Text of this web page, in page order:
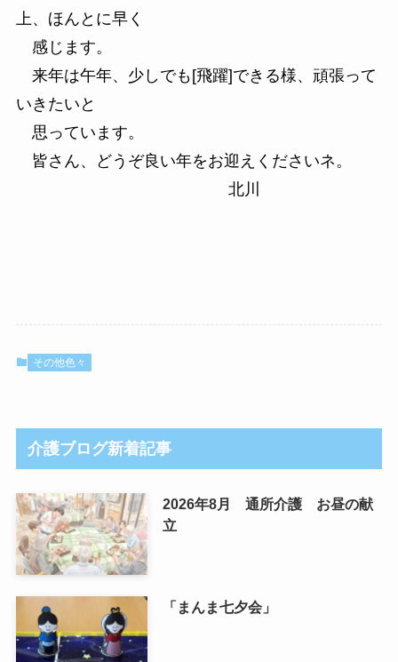
上、ほんとに早く
感じます。
来年は午年、少しでも[飛躍]できる様、頑張って
いきたいと
思っています。
皆さん、どうぞ良い年をお迎えくださいネ。
北川
その他色々
介護ブログ新着記事
2026年8月 通所介護 お昼の献
立
「まんま七夕会」